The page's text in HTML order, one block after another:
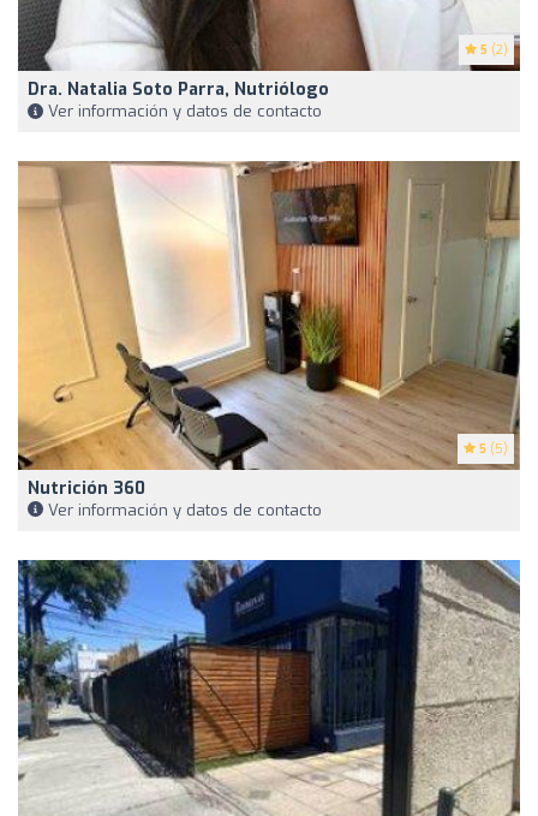
5 (2)
Dra. Natalia Soto Parra, Nutriólogo
Ver información y datos de contacto
5 (5)
Nutrición 360
Ver información y datos de contacto